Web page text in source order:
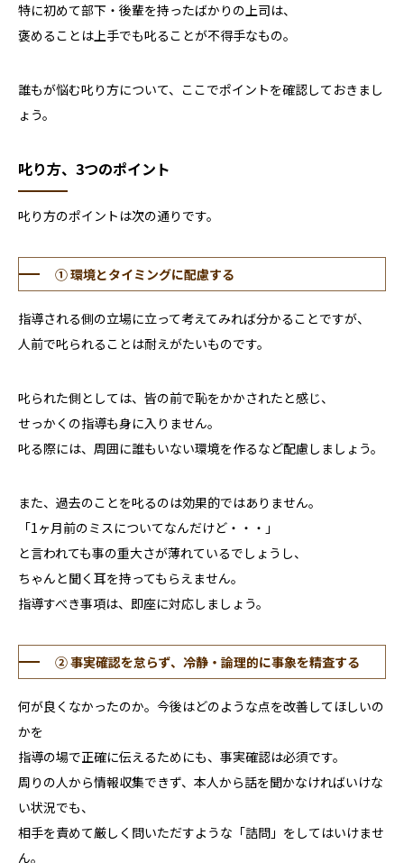
特に初めて部下・後輩を持ったばかりの上司は、
褒めることは上手でも叱ることが不得手なもの。
誰もが悩む叱り方について、ここでポイントを確認しておきまし
ょう。
叱り方、3つのポイント
叱り方のポイントは次の通りです。
① 環境とタイミングに配慮する
指導される側の立場に立って考えてみれば分かることですが、
人前で叱られることは耐えがたいものです。
叱られた側としては、皆の前で恥をかかされたと感じ、
せっかくの指導も身に入りません。
叱る際には、周囲に誰もいない環境を作るなど配慮しましょう。
また、過去のことを叱るのは効果的ではありません。
「1ヶ月前のミスについてなんだけど・・・」
と言われても事の重大さが薄れているでしょうし、
ちゃんと聞く耳を持ってもらえません。
指導すべき事項は、即座に対応しましょう。
② 事実確認を怠らず、冷静・論理的に事象を精査する
何が良くなかったのか。今後はどのような点を改善してほしいの
かを
指導の場で正確に伝えるためにも、事実確認は必須です。
周りの人から情報収集できず、本人から話を聞かなければいけな
い状況でも、
相手を責めて厳しく問いただすような「詰問」をしてはいけませ
ん。